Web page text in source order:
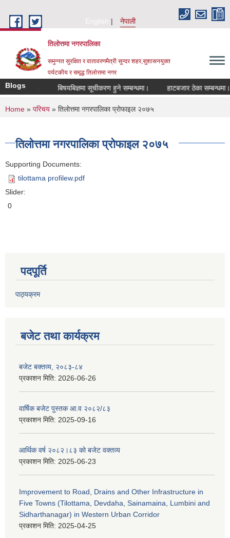
English
नेपाली
तिलोत्तमा नगरपालिका
समुन्नत सुरक्षित र वातावरणमैत्री सुन्दर शहर,सुशासनयुक्त
पर्यटकीय र समृद्ध तिलाेत्तमा नगर
Blogs बिषयबिज्ञमा सूचीकरण हुने सम्बन्धमा। हाटबजार ठेका सम्बन्धमा।
You are here
Home » परिचय » तिलाेत्तमा नगरपालिका प्राेफाइल २०७५
तिलाेत्तमा नगरपालिका प्राेफाइल २०७५
Supporting Documents:
tilottama profilew.pdf
Slider:
0
पदपूर्ति
पाठ्यक्रम
बजेट तथा कार्यक्रम
बजेट बक्तव्य, २०८३-८४
प्रकाशन मिति: 2026-06-26
वार्षिक बजेट पुस्तक आ.व २०८२/८३
प्रकाशन मिति: 2025-09-16
आर्थिक वर्ष २०८२।८३ को बजेट वक्तव्य
प्रकाशन मिति: 2025-06-23
Improvement to Road, Drains and Other Infrastructure in
Five Towns (Tilottama, Devdaha, Sainamaina, Lumbini and
Sidharthanagar) in Western Urban Corridor
प्रकाशन मिति: 2025-04-25